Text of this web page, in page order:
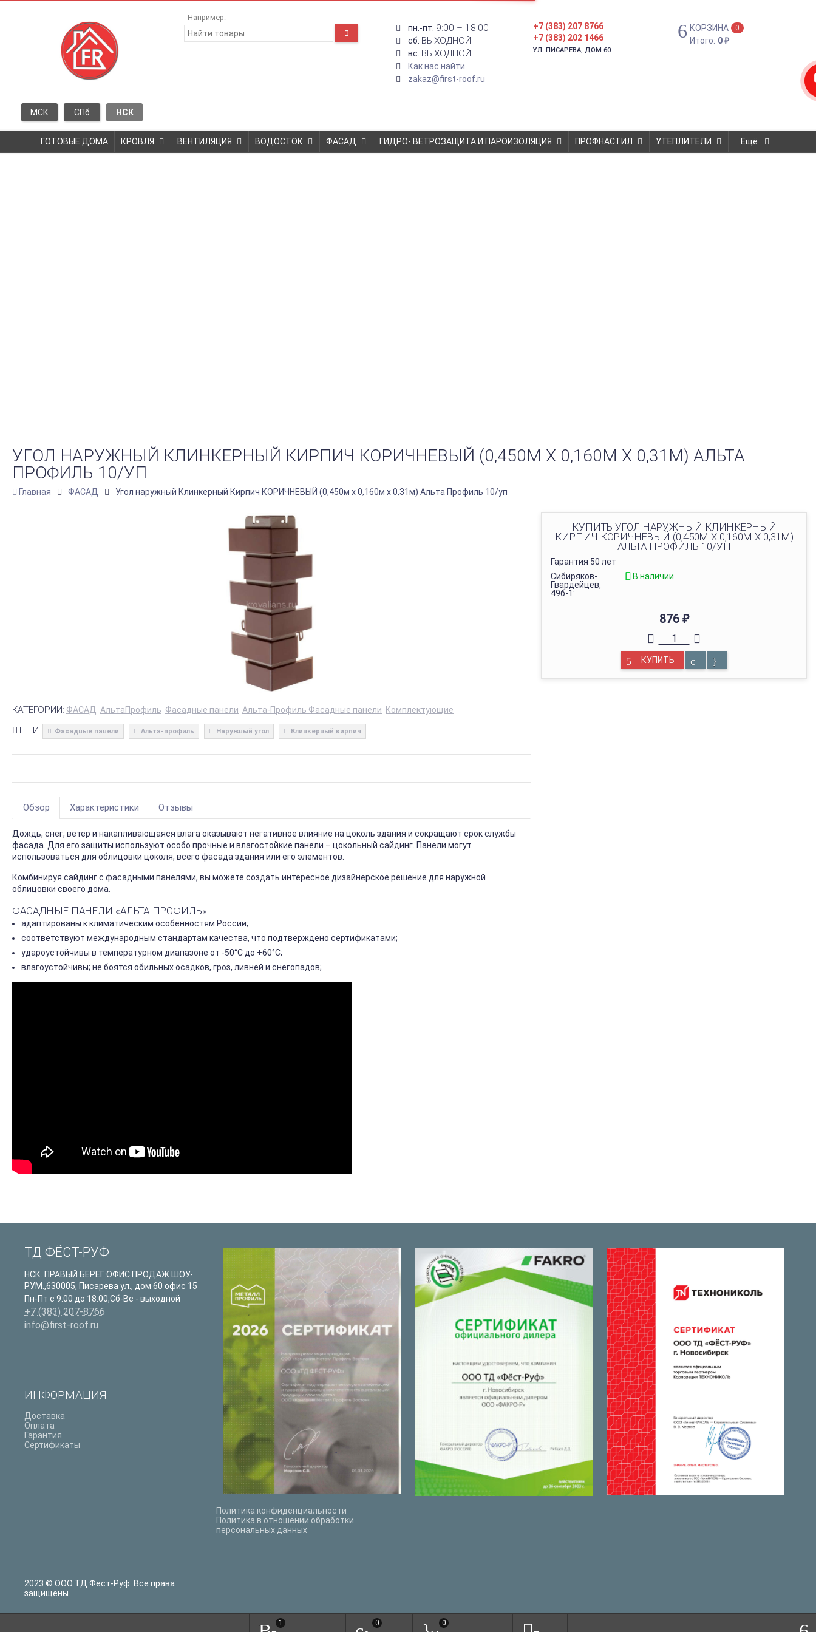
МСК СПб НСК
Например:
пн.-пт. 9:00 – 18:00
сб. ВЫХОДНОЙ
вс. ВЫХОДНОЙ
Как нас найти
zakaz@first-roof.ru
+7 (383) 207 8766
+7 (383) 202 1466
УЛ. ПИСАРЕВА, ДОМ 60
КОРЗИНА 0
Итого: 0₽
ГОТОВЫЕ ДОМА КРОВЛЯ ВЕНТИЛЯЦИЯ ВОДОСТОК ФАСАД ГИДРО- ВЕТРОЗАЩИТА И ПАРОИЗОЛЯЦИЯ ПРОФНАСТИЛ УТЕПЛИТЕЛИ Ещё
УГОЛ НАРУЖНЫЙ КЛИНКЕРНЫЙ КИРПИЧ КОРИЧНЕВЫЙ (0,450М Х 0,160М Х 0,31М) АЛЬТА
ПРОФИЛЬ 10/УП
Главная ФАСАД Угол наружный Клинкерный Кирпич КОРИЧНЕВЫЙ (0,450м х 0,160м х 0,31м) Альта Профиль 10/уп
КУПИТЬ УГОЛ НАРУЖНЫЙ КЛИНКЕРНЫЙ
КИРПИЧ КОРИЧНЕВЫЙ (0,450М Х 0,160М Х 0,31М)
АЛЬТА ПРОФИЛЬ 10/УП
Гарантия 50 лет
Сибиряков-
Гвардейцев,
49б-1:
В наличии
876 ₽
КУПИТЬ
КАТЕГОРИИ: ФАСАД АльтаПрофиль Фасадные панели Альта-Профиль Фасадные панели Комплектующие
ТЕГИ: Фасадные панели Альта-профиль Наружный угол Клинкерный кирпич
Обзор Характеристики Отзывы
Дождь, снег, ветер и накапливающаяся влага оказывают негативное влияние на цоколь здания и сокращают срок службы
фасада. Для его защиты используют особо прочные и влагостойкие панели – цокольный сайдинг. Панели могут
использоваться для облицовки цоколя, всего фасада здания или его элементов.
Комбинируя сайдинг с фасадными панелями, вы можете создать интересное дизайнерское решение для наружной
облицовки своего дома.
ФАСАДНЫЕ ПАНЕЛИ «АЛЬТА-ПРОФИЛЬ»:
адаптированы к климатическим особенностям России;
соответствуют международным стандартам качества, что подтверждено сертификатами;
удароустойчивы в температурном диапазоне от -50°С до +60°С;
влагоустойчивы; не боятся обильных осадков, гроз, ливней и снегопадов;
ТД ФЁСТ-РУФ
НСК. ПРАВЫЙ БЕРЕГ:ОФИС ПРОДАЖ ШОУ-
РУМ.,630005, Писарева ул., дом 60 офис 15
Пн-Пт с 9:00 до 18:00,Сб-Вс - выходной
+7 (383) 207-8766
info@first-roof.ru
ИНФОРМАЦИЯ
Доставка
Оплата
Гарантия
Сертификаты
Политика конфиденциальности
Политика в отношении обработки
персональных данных
2023 © ООО ТД Фёст-Руф. Все права
защищены.
1 0 0